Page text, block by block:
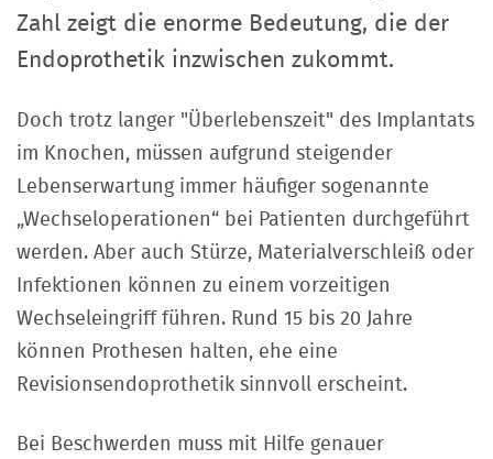
Zahl zeigt die enorme Bedeutung, die der
Endoprothetik inzwischen zukommt.
Doch trotz langer "Überlebenszeit" des Implantats
im Knochen, müssen aufgrund steigender
Lebenserwartung immer häufiger sogenannte
„Wechseloperationen“ bei Patienten durchgeführt
werden. Aber auch Stürze, Materialverschleiß oder
Infektionen können zu einem vorzeitigen
Wechseleingriff führen. Rund 15 bis 20 Jahre
können Prothesen halten, ehe eine
Revisionsendoprothetik sinnvoll erscheint.
Bei Beschwerden muss mit Hilfe genauer